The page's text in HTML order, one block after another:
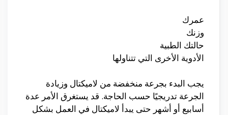
عمرك
وزنك
حالتك الطبية
الأدوية الأخرى التي تتناولها
يجب البدء بجرعة منخفضة من لاميكتال وزيادة
الجرعة تدريجيًا حسب الحاجة. قد يستغرق الأمر عدة
أسابيع أو أشهر حتى يبدأ لاميكتال في العمل بشكل